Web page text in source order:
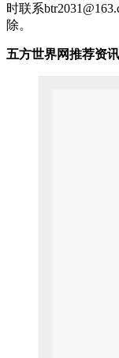
时联系
除。
五方世界网推荐资讯